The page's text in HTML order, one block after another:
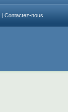
| Contactez-nous